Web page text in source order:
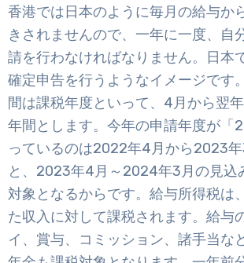
香港では日本のように毎月の給与か
きされませんので、一年に一度、自
請を行わなければなりません。日本
確定申告を行うようなイメージです
間は課税年度といって、4月から翌
年間とします。今年の申請年度が
っているのは2022年4月から2023
と、2023年4月～2024年3月の見込
対象となるからです。給与所得税は
た収入に対して課税されます。給与
イ、賞与、コミッション、諸手当な